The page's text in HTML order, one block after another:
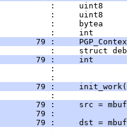
:     uint8
:     uint8
:     bytea
:     int
79 :
:     struct
79 :     int
:
:
79 :
:
79 :     src =
79 :
79 :     dst =